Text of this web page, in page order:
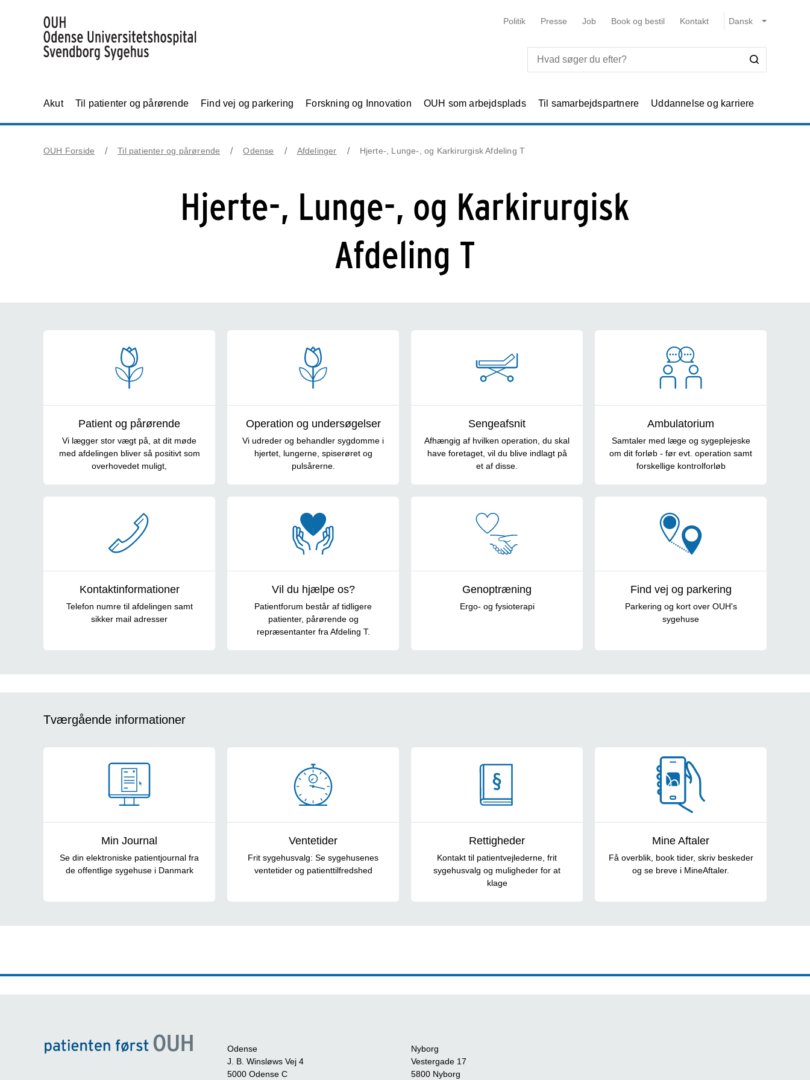
Politik Presse Job Book og bestil Kontakt
Akut Til patienter og pårørende Find vej og parkering Forskning og Innovation OUH som arbejdsplads Til samarbejdspartnere Uddannelse og karriere
OUH Forside Til patienter og pårørende Odense Afdelinger Hjerte-, Lunge-, og Karkirurgisk Afdeling T
Hjerte-, Lunge-, og Karkirurgisk
Afdeling T
Patient og pårørende
Vi lægger stor vægt på, at dit møde
med afdelingen bliver så positivt som
overhovedet muligt,
Operation og undersøgelser
Vi udreder og behandler sygdomme i
hjertet, lungerne, spiserøret og
pulsårerne.
Sengeafsnit
Afhængig af hvilken operation, du skal
have foretaget, vil du blive indlagt på
et af disse.
Ambulatorium
Samtaler med læge og sygeplejeske
om dit forløb - før evt. operation samt
forskellige kontrolforløb
Kontaktinformationer
Telefon numre til afdelingen samt
sikker mail adresser
Vil du hjælpe os?
Patientforum består af tidligere
patienter, pårørende og
repræsentanter fra Afdeling T.
Genoptræning
Ergo- og fysioterapi
Find vej og parkering
Parkering og kort over OUH's
sygehuse
Tværgående informationer
Min Journal
Se din elektroniske patientjournal fra
de offentlige sygehuse i Danmark
Ventetider
Frit sygehusvalg: Se sygehusenes
ventetider og patienttilfredshed
Rettigheder
Kontakt til patientvejlederne, frit
sygehusvalg og muligheder for at
klage
Mine Aftaler
Få overblik, book tider, skriv beskeder
og se breve i MineAftaler.
Odense
J. B. Winsløws Vej 4
5000 Odense C
Nyborg
Vestergade 17
5800 Nyborg